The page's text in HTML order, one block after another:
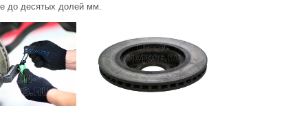
до десятых долей мм.